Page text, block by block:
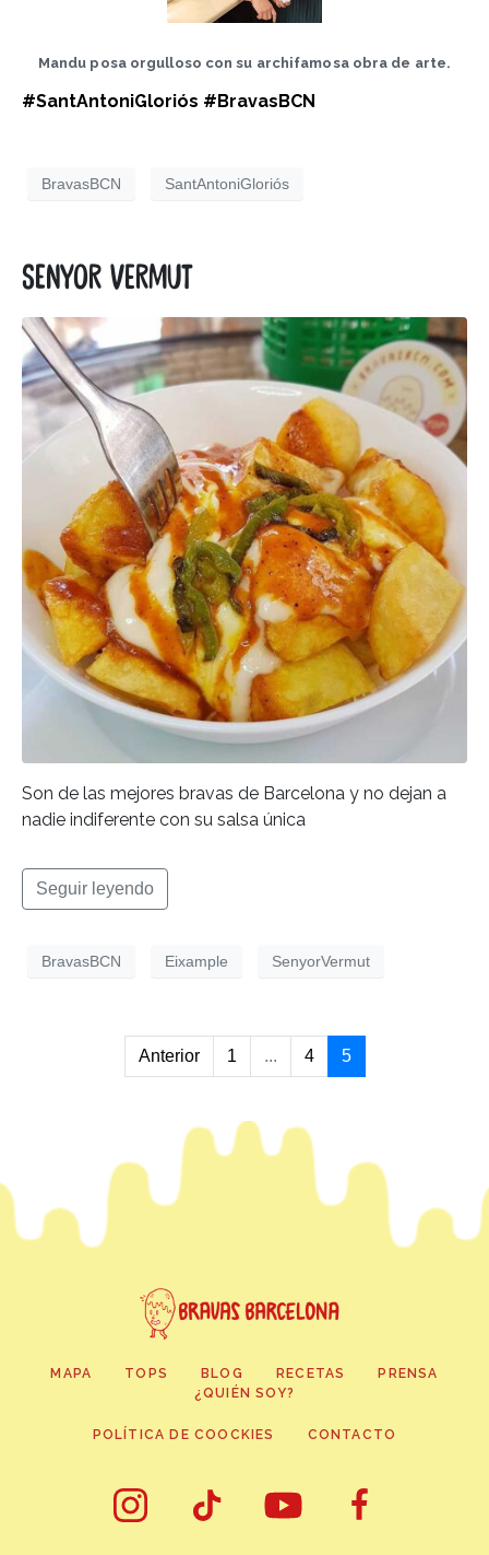
Mandu posa orgulloso con su archifamosa obra de arte.
#SantAntoniGloriós #BravasBCN
BravasBCN SantAntoniGloriós
Senyor Vermut
Son de las mejores bravas de Barcelona y no dejan a
nadie indiferente con su salsa única
Seguir leyendo
BravasBCN Eixample SenyorVermut
Anterior 1 ... 4 5
MAPA TOPS BLOG RECETAS
PRENSA
¿QUIÉN SOY?
POLÍTICA DE COOCKIES CONTACTO